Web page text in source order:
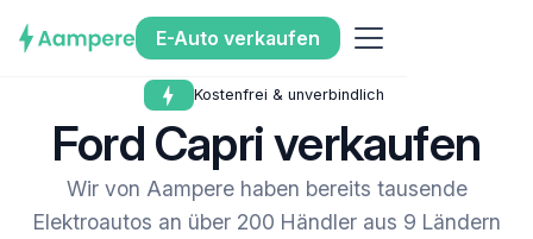
E-Auto verkaufen
Kostenfrei & unverbindlich
Ford Capri verkaufen
Wir von Aampere haben bereits tausende
Elektroautos an über 200 Händler aus 9 Ländern